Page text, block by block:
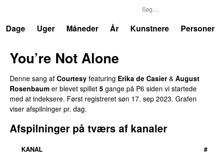
Dage
Uger Måneder År Kunstnere Personer
You’re Not Alone
Denne sang af Courtesy featuring Erika de Casier& August
Rosenbaum er blevet spillet 5 gange på P6 siden vi startede
med at indeksere. Først registreret søn 17. sep 2023. Grafen
viser afspilninger pr. dag.
Afspilninger på tværs af kanaler
KANAL #